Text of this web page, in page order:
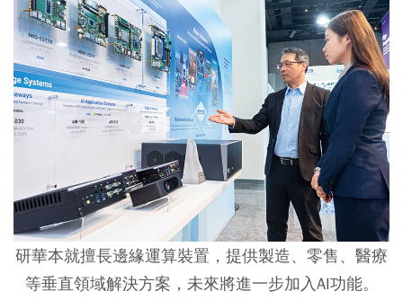
研華本就擅長邊緣運算裝置，提供製造、零售、醫療
等垂直領域解決方案，未來將進一步加入AI功能。